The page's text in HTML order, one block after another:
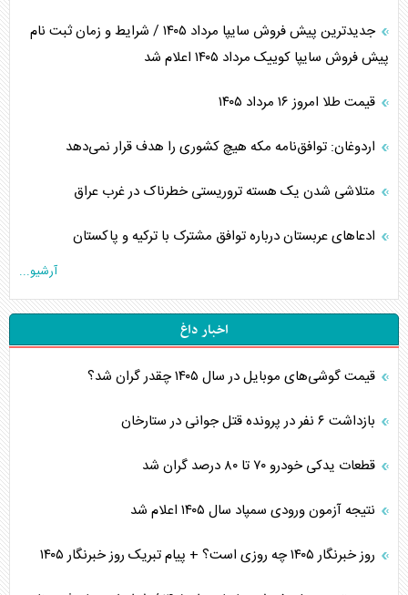
جدیدترین پیش فروش سایپا مرداد ۱۴۰۵ / شرایط و زمان ثبت نام
پیش فروش سایپا کوییک مرداد ۱۴۰۵ اعلام شد
قیمت طلا امروز ۱۶ مرداد ۱۴۰۵
اردوغان: توافق‌نامه مکه هیچ کشوری را هدف قرار نمی‌دهد
متلاشی شدن یک هسته تروریستی خطرناک در غرب عراق
ادعاهای عربستان درباره توافق مشترک با ترکیه و پاکستان
آرشیو...
اخبار داغ
قیمت گوشی‌های موبایل در سال ۱۴۰۵ چقدر گران شد؟
بازداشت ۶ نفر در پرونده قتل جوانی در ستارخان
قطعات یدکی خودرو ۷۰ تا ۸۰ درصد گران شد
نتیجه آزمون ورودی سمپاد سال ۱۴۰۵ اعلام شد
روز خبرنگار ۱۴۰۵ چه روزی است؟ + پیام تبریک روز خبرنگار ۱۴۰۵